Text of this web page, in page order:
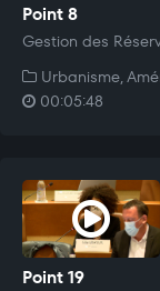
Point 8
Gestion des
Urbanisme,
00:05:48
Point 19